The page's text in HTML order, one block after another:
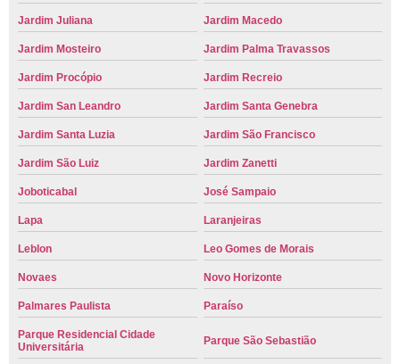
Jardim Juliana Jardim Macedo
Jardim Mosteiro Jardim Palma Travassos
Jardim Procópio Jardim Recreio
Jardim San Leandro Jardim Santa Genebra
Jardim Santa Luzia Jardim São Francisco
Jardim São Luiz Jardim Zanetti
Joboticabal José Sampaio
Lapa Laranjeiras
Leblon Leo Gomes de Morais
Novaes Novo Horizonte
Palmares Paulista Paraíso
Parque Residencial Cidade
Universitária
Parque São Sebastião